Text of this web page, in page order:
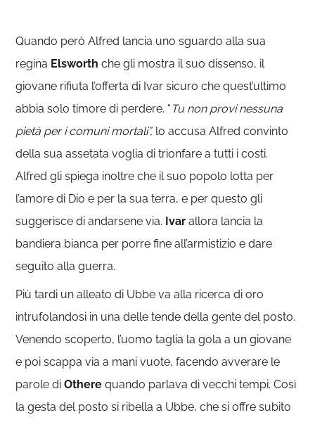
Quando però Alfred lancia uno sguardo alla sua
regina Elsworth che gli mostra il suo dissenso, il
giovane rifiuta l’offerta di Ivar sicuro che quest’ultimo
abbia solo timore di perdere. “ Tu non provi nessuna
pietà per i comuni mortali”, lo accusa Alfred convinto
della sua assetata voglia di trionfare a tutti i costi.
Alfred gli spiega inoltre che il suo popolo lotta per
l’amore di Dio e per la sua terra, e per questo gli
suggerisce di andarsene via. Ivar allora lancia la
bandiera bianca per porre fine all’armistizio e dare
seguito alla guerra.
Più tardi un alleato di Ubbe va alla ricerca di oro
intrufolandosi in una delle tende della gente del posto.
Venendo scoperto, l’uomo taglia la gola a un giovane
e poi scappa via a mani vuote, facendo avverare le
parole diOthere quando parlava di vecchi tempi. Così
la gesta del posto si ribella a Ubbe, che si offre subito